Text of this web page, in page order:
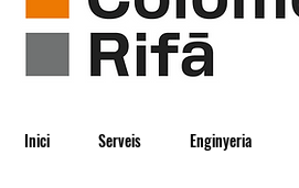
Inici Serveis Enginyeria